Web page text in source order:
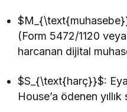
(Form 5472/1120
harcanan dijital
$S_{\text{harç}}$:
House’a ödenen